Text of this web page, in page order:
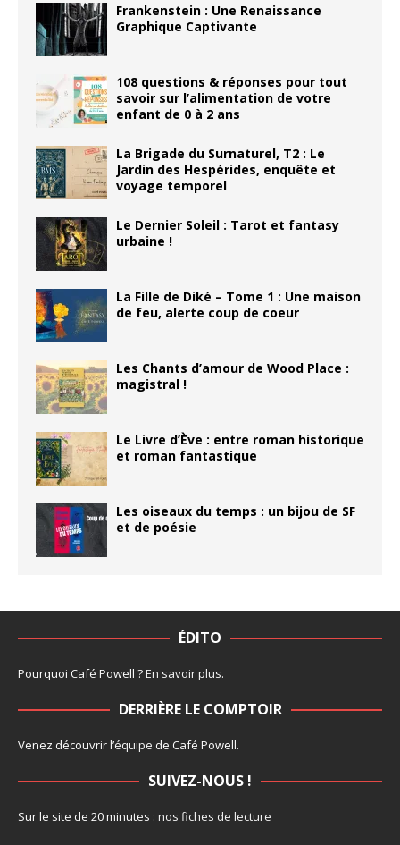
Frankenstein : Une Renaissance
Graphique Captivante
108 questions & réponses pour tout
savoir sur l’alimentation de votre
enfant de 0 à 2 ans
La Brigade du Surnaturel, T2 : Le
Jardin des Hespérides, enquête et
voyage temporel
Le Dernier Soleil : Tarot et fantasy
urbaine !
La Fille de Diké – Tome 1 : Une maison
de feu, alerte coup de coeur
Les Chants d’amour de Wood Place :
magistral !
Le Livre d’Ève : entre roman historique
et roman fantastique
Les oiseaux du temps : un bijou de SF
et de poésie
ÉDITO
Pourquoi Café Powell ?En savoir plus.
DERRIÈRE LE COMPTOIR
Venez découvrir l’équipe de Café Powell.
SUIVEZ-NOUS !
Sur le site de 20 minutes : nos fiches de lecture